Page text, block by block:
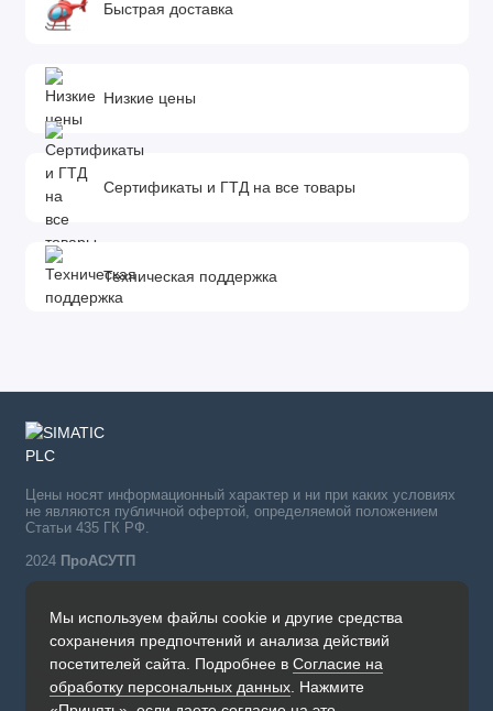
Быстрая доставка
Низкие цены
Сертификаты и ГТД на все товары
Техническая поддержка
Мы используем файлы cookie и другие средства
сохранения предпочтений и анализа действий
посетителей сайта. Подробнее в Согласие на
обработку персональных данных . Нажмите
Цены носят информационный характер и ни при каких условиях
не являются публичной офертой, определяемой положением
Статьи 435 ГК РФ.
2024 ПроАСУТП
Simatic в России тел.:
+7 (342) 273-82-09
Будни, с 09.00 до 19.00